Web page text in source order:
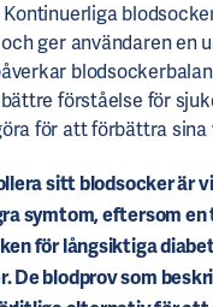
Kontinuerliga
ger användaren en
förståelse för
för att förbättra sina
sitt blodsocker är
symtom, eftersom en
för långsiktiga
De blodprov som